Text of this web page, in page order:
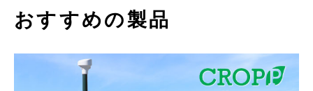
おすすめの製品